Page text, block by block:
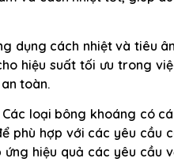
dụng cách nhiệt và tiêu
hiệu suất tối ưu trong
toàn.
loại bông khoáng có
phù hợp với các yêu cầu
hiệu quả các yêu cầu